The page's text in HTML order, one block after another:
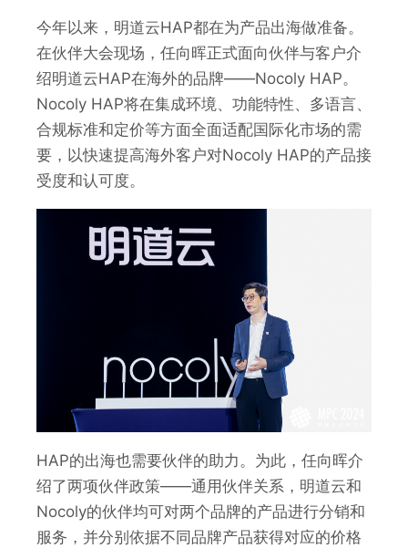
今年以来，明道云HAP都在为产品出海做准备。
在伙伴大会现场，任向晖正式面向伙伴与客户介
绍明道云HAP在海外的品牌——Nocoly HAP。
Nocoly HAP将在集成环境、功能特性、多语言、
合规标准和定价等方面全面适配国际化市场的需
要，以快速提高海外客户对Nocoly HAP的产品接
受度和认可度。
HAP的出海也需要伙伴的助力。为此，任向晖介
绍了两项伙伴政策——通用伙伴关系，明道云和
Nocoly的伙伴均可对两个品牌的产品进行分销和
服务，并分别依据不同品牌产品获得对应的价格